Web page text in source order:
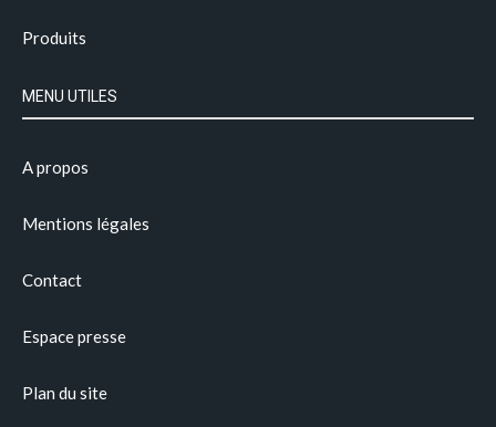
Produits
MENU UTILES
A propos
Mentions légales
Contact
Espace presse
Plan du site